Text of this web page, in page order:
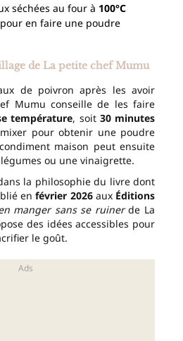
séchées au four à 100°C
pour en faire une poudre
de La petite chef Mumu
de poivron après les avoir
Mumu conseille de les faire
température, soit 30 minutes
pour obtenir une poudre
maison peut ensuite
ou une vinaigrette.
la philosophie du livre dont
enfévrier 2026aux Éditions
manger sans se ruinerde La
des idées accessibles pour
le goût.